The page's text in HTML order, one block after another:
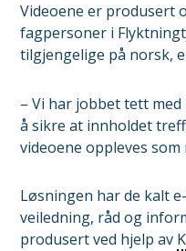
Videoene er produsert
fagpersoner i
tilgjengelige på norsk,
– Vi har jobbet tett
å sikre at innholdet
videoene oppleves
Løsningen har de kalt
veiledning, råd og
produsert ved hjelp av